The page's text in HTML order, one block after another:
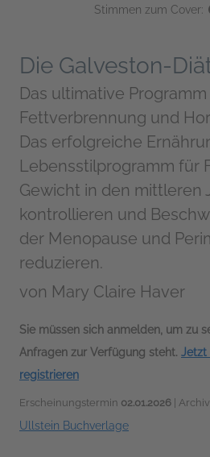
Stimmen zum Cover:
Die Galveston-
Das ultimative
Fettverbrennung und
Das erfolgreiche
Lebensstilprogramm für
Gewicht in den mittleren
kontrollieren und
der Menopause und
reduzieren.
von Mary Claire Haver
Sie müssen sich anmelden, um zu
Anfragen zur Verfügung steht. Jetzt
registrieren
Erscheinungstermin 02.01.2026 |
Ullstein Buchverlage